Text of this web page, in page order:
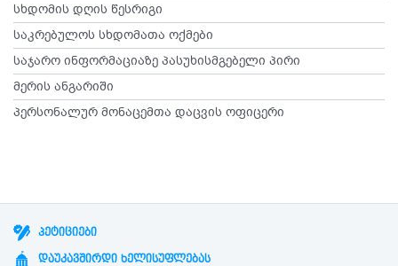
სხდომის დღის წესრიგი
საკრებულოს სხდომათა ოქმები
საჯარო ინფორმაციაზე პასუხისმგებელი პირი
მერის ანგარიში
პერსონალურ მონაცემთა დაცვის ოფიცერი
ᲞᲔᲢᲘᲪᲘᲔᲑᲘ
ᲓᲐᲣᲙᲐᲕᲨᲘᲠᲓᲘ ᲮᲔᲚᲘᲡᲣᲤᲚᲔᲑᲐᲡ